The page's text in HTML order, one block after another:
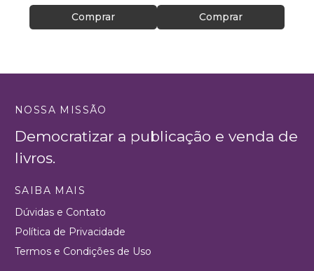
Comprar Comprar
NOSSA MISSÃO
Democratizar a publicação e venda de
livros.
SAIBA MAIS
Dúvidas e Contato
Política de Privacidade
Termos e Condições de Uso